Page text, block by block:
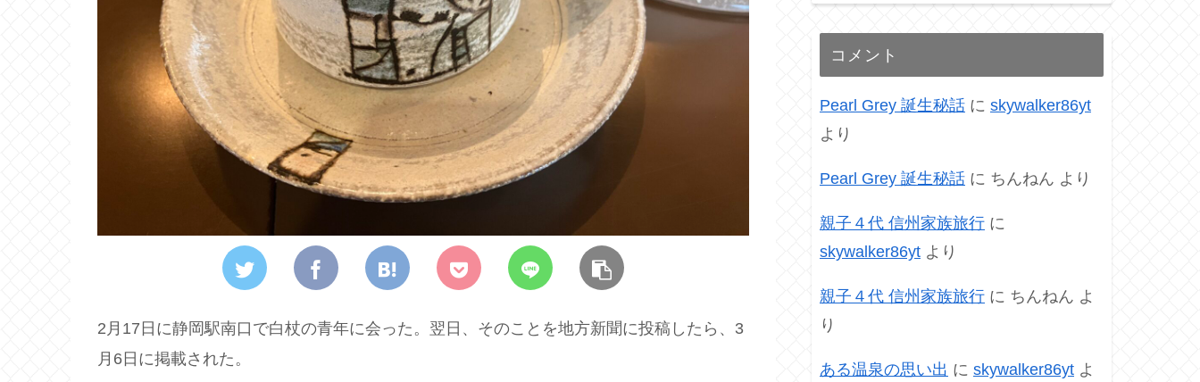
2月17日に静岡駅南口で白杖の青年に会った。翌日、そのことを地方新聞に投稿したら、3
月6日に掲載された。
コメント
Pearl Grey 誕生秘話 に skywalker86yt
より
Pearl Grey 誕生秘話 に ちんねん より
親子４代 信州家族旅行 に
skywalker86yt より
親子４代 信州家族旅行 に ちんねん よ
り
ある温泉の思い出 に skywalker86yt よ